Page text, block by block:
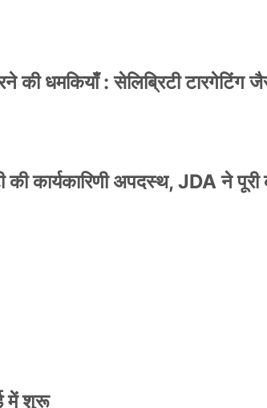
धमकियाँ : सेलिब्रिटी टारगेटिंग
कार्यकारिणी अपदस्थ, JDA ने पूरी
में शुरू